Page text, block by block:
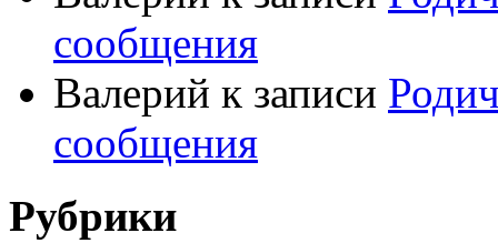
сообщения
Валерий к записи
сообщения
Рубрики